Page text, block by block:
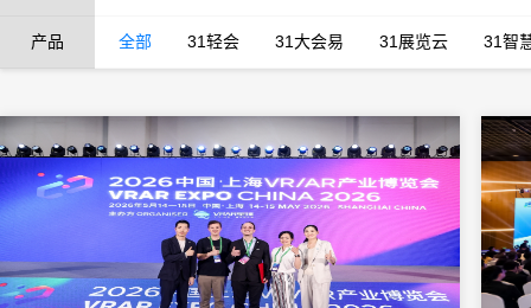
产品 全部 31轻会 31大会易 31展览云 31智